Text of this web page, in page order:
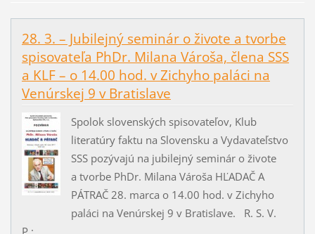
28. 3. – Jubilejný seminár o živote a tvorbe
spisovateľa PhDr. Milana Vároša, člena SSS
a KLF – o 14.00 hod. v Zichyho paláci na
Venúrskej 9 v Bratislave
Spolok slovenských spisovateľov, Klub
literatúry faktu na Slovensku a Vydavateľstvo
SSS pozývajú na jubilejný seminár o živote
a tvorbe PhDr. Milana Vároša HĽADAČ A
PÁTRAČ 28. marca o 14.00 hod. v Zichyho
paláci na Venúrskej 9 v Bratislave. R. S. V.